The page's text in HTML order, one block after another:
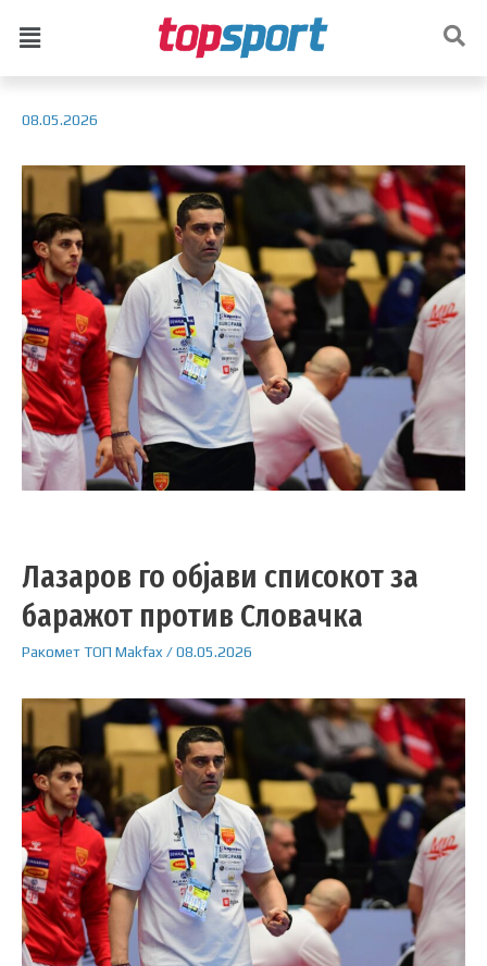
08.05.2026
Лазаров го објави списокот за
баражот против Словачка
РакометТОП Makfax /08.05.2026